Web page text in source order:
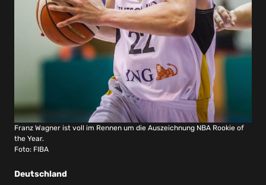
Franz Wagner ist voll im Rennen um die Auszeichnung NBA Rookie of
the Year.
Foto: FIBA
Deutschland